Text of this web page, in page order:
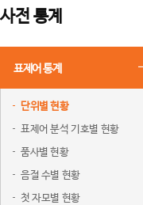
사전 통계
표제어 통계
단위별 현황
표제어 분석 기호별 현황
품사별 현황
음절 수별 현황
첫 자모별 현황